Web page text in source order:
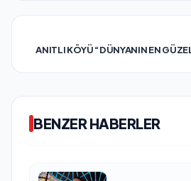
ANITLI KÖYÜ “DÜNYANIN EN
BENZER HABERLER